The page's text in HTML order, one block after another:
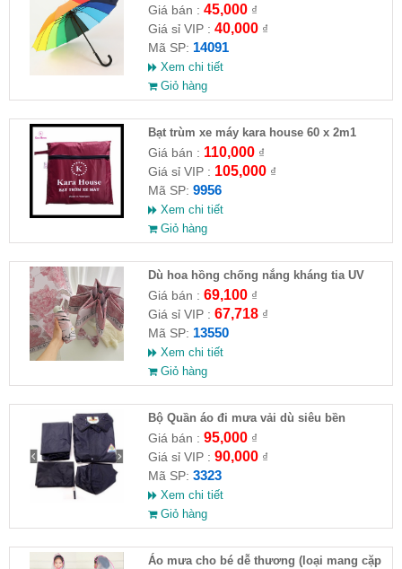
Giá bán : 45,000₫
Giá sỉ VIP : 40,000₫
Mã SP: 14091
Xem chi tiết
Giỏ hàng
Bạt trùm xe máy kara house 60 x 2m1
Giá bán : 110,000₫
Giá sỉ VIP : 105,000₫
Mã SP: 9956
Xem chi tiết
Giỏ hàng
Dù hoa hồng chống nắng kháng tia UV
Giá bán : 69,100₫
Giá sỉ VIP : 67,718₫
Mã SP: 13550
Xem chi tiết
Giỏ hàng
Bộ Quần áo đi mưa vải dù siêu bền
Giá bán : 95,000₫
Giá sỉ VIP : 90,000₫
Mã SP: 3323
Xem chi tiết
Giỏ hàng
Áo mưa cho bé dễ thương (loại mang cặp